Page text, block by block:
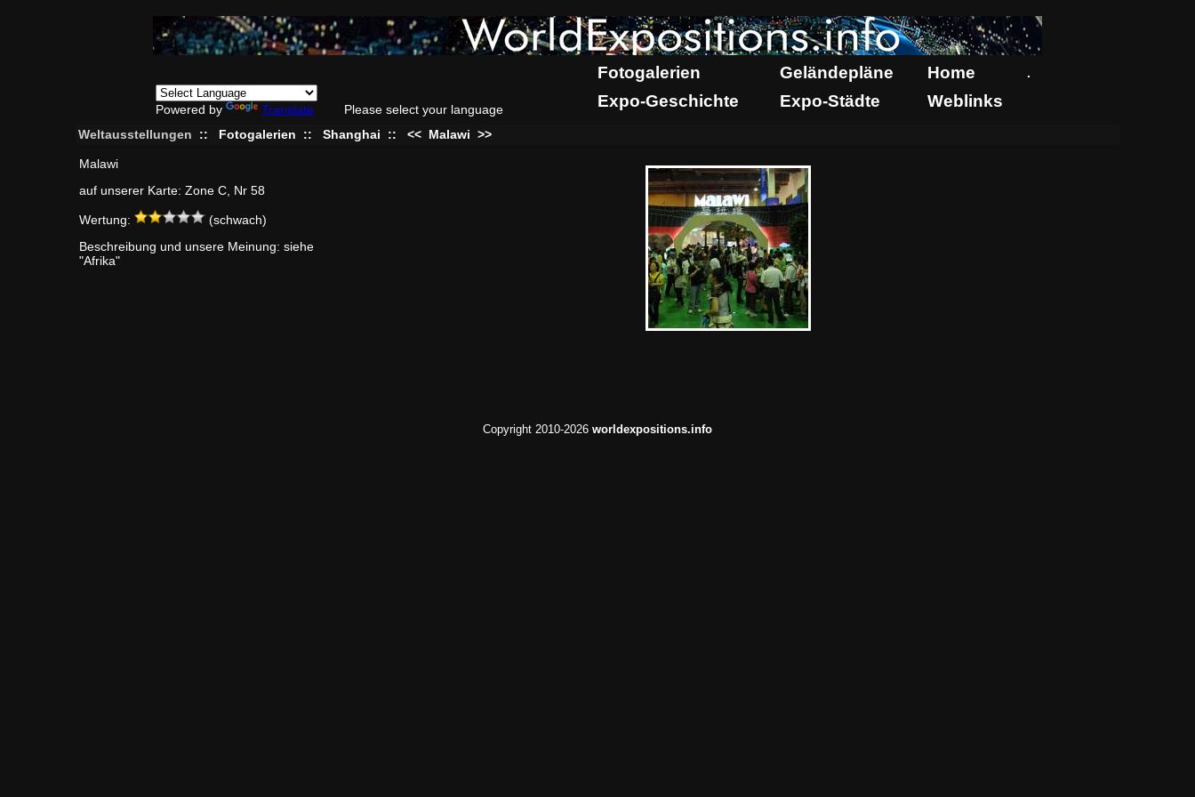
Powered by Translate Please select your language
Fotogalerien Geländepläne Home .
Expo-Geschichte Expo-Städte Weblinks
Weltausstellungen :: Fotogalerien :: Shanghai :: << Malawi >>
Malawi
auf unserer Karte: Zone C, Nr 58
Wertung:
(schwach)
Beschreibung und unsere Meinung: siehe
"Afrika"
Copyright 2010-2026 worldexpositions.info